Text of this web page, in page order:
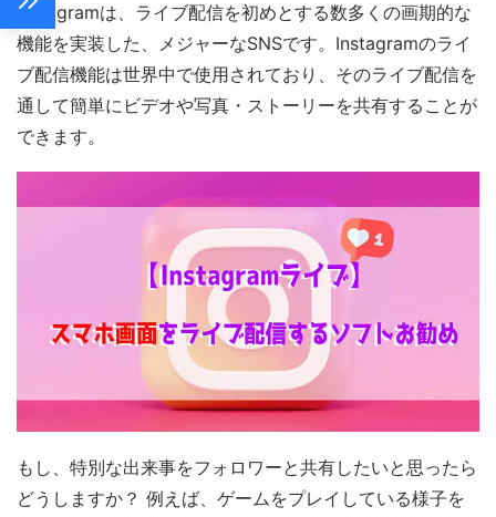
Instagramは、ライブ配信を初めとする数多くの画期的な
機能を実装した、メジャーなSNSです。Instagramのライ
ブ配信機能は世界中で使用されており、そのライブ配信を
通して簡単にビデオや写真・ストーリーを共有することが
できます。
もし、特別な出来事をフォロワーと共有したいと思ったら
どうしますか？ 例えば、ゲームをプレイしている様子を